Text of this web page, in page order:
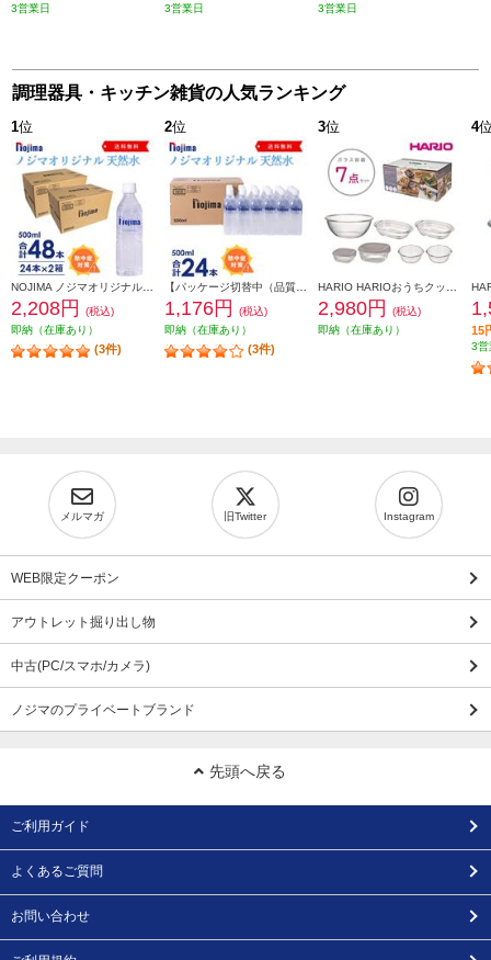
3営業日 3営業日 3営業日
調理器具・キッチン雑貨の人気ランキング
1位
2,208円
(税込)
即納（在庫あり）
(3件)
2位
1,176円
(税込)
即納（在庫あり）
(3件)
3位
2,980円
(税込)
即納（在庫あり）
4
15
3営
メルマガ 旧Twitter Instagram
WEB限定クーポン
アウトレット掘り出し物
中古(PC/スマホ/カメラ)
ノジマのプライベートブランド
先頭へ戻る
ご利用ガイド
よくあるご質問
お問い合わせ